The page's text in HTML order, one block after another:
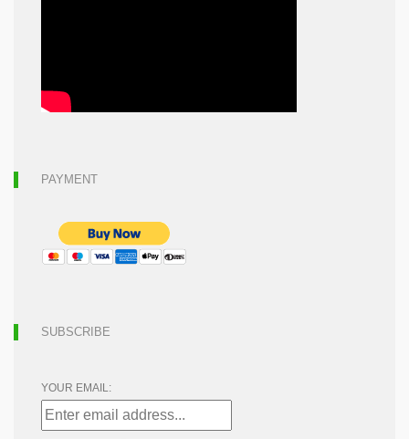
PAYMENT
SUBSCRIBE
YOUR EMAIL: